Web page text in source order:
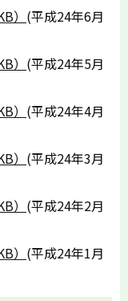
） (平成24年6月
） (平成24年5月
） (平成24年4月
） (平成24年3月
） (平成24年2月
） (平成24年1月